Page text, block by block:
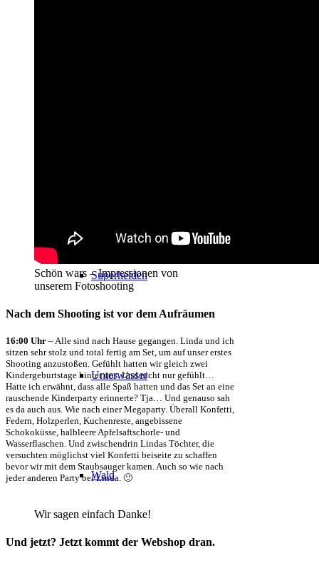
Superhelden
Unterwasser
Wald
Schön wars – Impressionen von
unserem Fotoshooting
Nach dem Shooting ist vor dem Aufräumen
16:00 Uhr – Alle sind nach Hause gegangen. Linda und ich
sitzen sehr stolz und total fertig am Set, um auf unser erstes
Shooting anzustoßen. Gefühlt hatten wir gleich zwei
Kindergeburtstage hinter uns. Und nicht nur gefühlt…
Hatte ich erwähnt, dass alle Spaß hatten und das Set an eine
rauschende Kinderparty erinnerte? Tja… Und genauso sah
es da auch aus. Wie nach einer Megaparty. Überall Konfetti,
Federn, Holzperlen, Kuchenreste, angebissene
Schokoküsse, halbleere Apfelsaftschorle- und
Wasserflaschen. Und zwischendrin Lindas Töchter, die
versuchten möglichst viel Konfetti beiseite zu schaffen
bevor wir mit dem Staubsauger kamen. Auch so wie nach
jeder anderen Party bei Linda. 🙂
Wir sagen einfach Danke!
Und jetzt? Jetzt kommt der Webshop dran.